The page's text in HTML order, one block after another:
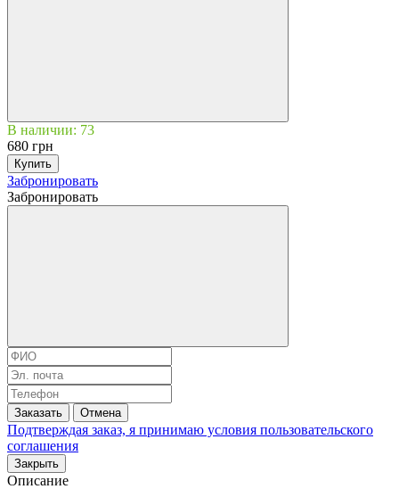
В наличии: 73
680 грн
Купить
Забронировать
Забронировать
Заказать Отмена
Подтверждая заказ, я принимаю условия пользовательского
соглашения
Закрыть
Описание